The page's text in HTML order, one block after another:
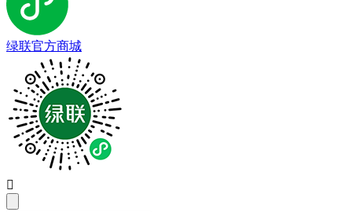
绿联官方商城
